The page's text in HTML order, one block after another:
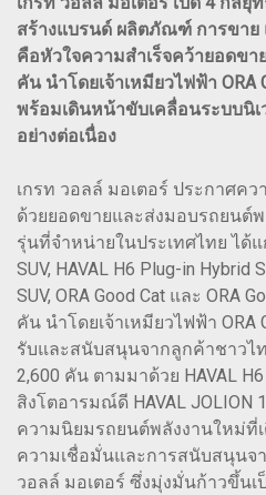
สร้างแบรนด์ ผลิตภัณฑ์ การขาย
คือหัวใจความสำเร็จคว้ายอดขา
คัน นำโดยเจ้าเหมียวไฟฟ้า ORA
พร้อมเดินหน้าขับเคลื่อนระบบนิ
อย่างต่อเนื่อง
เกรท วอลล์ มอเตอร์ ประกาศคว
ด้วยยอดขายและส่งมอบรถยนต์
รุ่นที่จำหน่ายในประเทศไทย ได้แ
SUV, HAVAL H6 Plug-in Hybrid
SUV, ORA Good Cat และ ORA
คัน นำโดยเจ้าเหมียวไฟฟ้า
รับและสนับสนุนจากลูกค้าชาวไ
2,600 คัน ตามมาด้วย HAVAL
สิงโตอารมณ์ดี HAVAL JOLION
ความนิยมรถยนต์พลังงานใหม่ที่
ความเชื่อมั่นและการสนับสนุนจ
วอลล์ มอเตอร์ ซึ่งมุ่งมั่นก้าวขึ้น